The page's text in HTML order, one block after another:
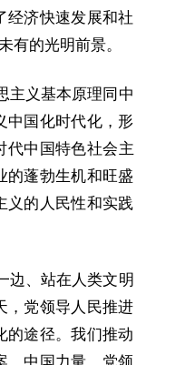
经济快速发展和社
有的光明前景。
主义基本原理同中
中国化时代化，形
代中国特色社会主
的蓬勃生机和旺盛
义的人民性和实践
边、站在人类文明
，党领导人民推进
的途径。我们推动
、中国力量。党领